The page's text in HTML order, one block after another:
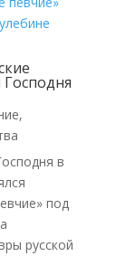
,
в
под
русской